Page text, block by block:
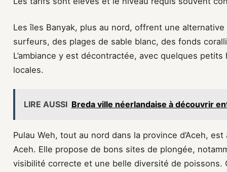
Les îles Banyak, plus au nord, offrent une
surfeurs, des plages de sable blanc, des fonds
L’ambiance y est décontractée, avec quelques
locales.
LIRE AUSSI Breda ville néerlandaise à découvrir
Pulau Weh, tout au nord dans la province d’Aceh,
Aceh. Elle propose de bons sites de plongée,
visibilité correcte et une belle diversité de poissons.